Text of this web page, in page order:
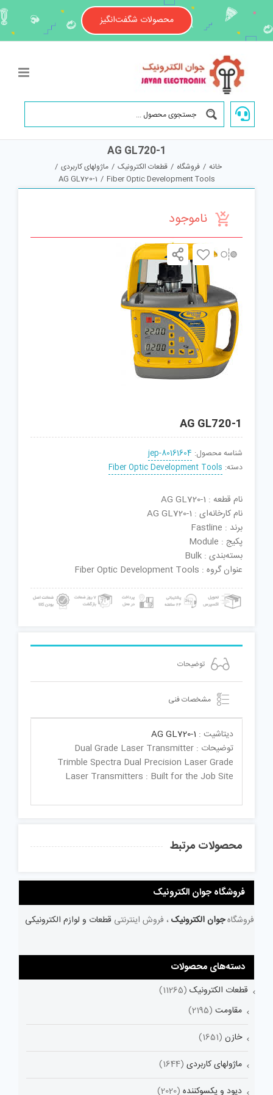
content
محصولات شگفت‌انگیز
AG GL720-1
خانه / فروشگاه / قطعات الکترونیک / ماژولهای کاربردی /
Fiber Optic Development Tools
/
AG GL720-1
ناموجود
AG GL720-1
شناسه محصول: jep-80161604
دسته: Fiber Optic Development Tools
نام قطعه : AG GL720-1
نام کارخانه‌ای : AG GL720-1
برند : Fastline
پکیج : Module
بسته‌بندی : Bulk
عنوان گروه : Fiber Optic Development Tools
توضیحات
مشخصات فنی
دیتاشیت : AG GL720-1
توضیحات : Dual Grade Laser Transmitter
Trimble Spectra Dual Precision Laser Grade
Laser Transmitters : Built for the Job Site
محصولات مرتبط
فروشگاه جوان الکترونیک
فروشگاهجوان الکترونیک ، فروش اینترنتی قطعات و لوازم الکترونیکی
دسته‌های محصولات
قطعات الکترونیک (11265)
مقاومت (2195)
خازن (1651)
ماژولهای کاربردی (1644)
دیود و یکسوکننده (2020)